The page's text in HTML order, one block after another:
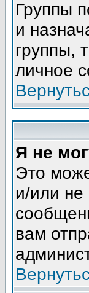
Группы
и
группы,
личное
Я не
Это
и/или не
вам